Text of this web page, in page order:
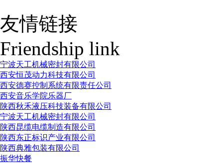
友情链接
Friendship link
宁波天工机械密封有限公司
西安恒茂动力科技有限公司
西安德赛控制系统有限责任公司
西安音乐学院乐器厂
陕西秋禾液压科技装备有限公司
宁波天工机械密封有限公司
陕西昆缆电缆制造有限公司
陕西东正标识产业有限公司
陕西典雅包装有限公司
振华快餐